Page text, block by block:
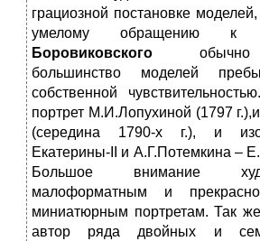
грациозной постановке
умелому обращению к
Боровиковского обычно
большинство моделей
собственной
портрет М.И.Лопухиной (1797
(середина 1790-х г.), и
Екатерины-II и А.Г.Потемкина –
Большое внимание
малоформатным и
миниатюрным портретам. Так же
автор ряда двойных и